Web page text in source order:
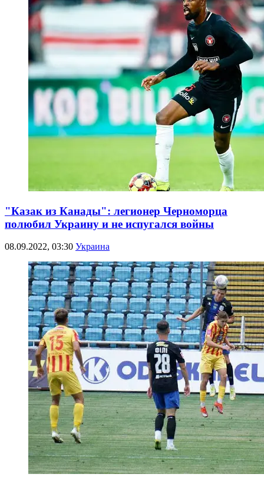
"Казак из Канады": легионер Черноморца
полюбил Украину и не испугался войны
08.09.2022, 03:30 Украина